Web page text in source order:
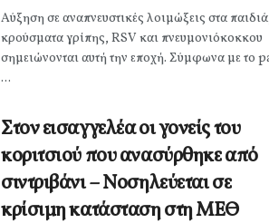
Αύξηση σε αναπνευστικές λοιμώξεις στα
κρούσματα γρίπης, RSV και πνευμονιόκοκκου
σημειώνονται αυτή την εποχή. Σύμφωνα με το
...
Στον εισαγγελέα οι γονείς του
κοριτσιού που ανασύρθηκε από
σιντριβάνι – Νοσηλεύεται σε
κρίσιμη κατάσταση στη ΜΕΘ